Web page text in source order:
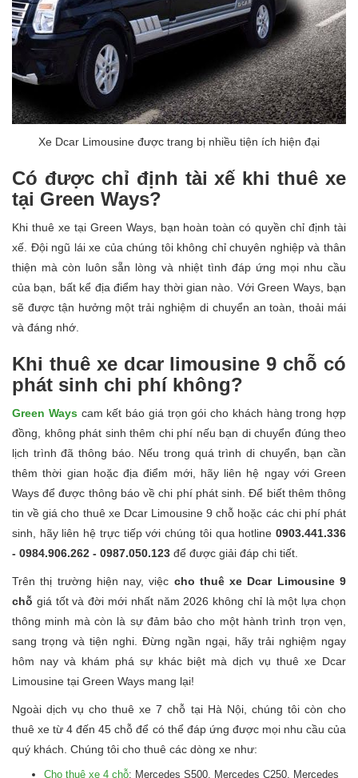
Xe Dcar Limousine được trang bị nhiều tiện ích hiện đại
Có được chỉ định tài xế khi thuê xe
tại Green Ways?
Khi thuê xe tại Green Ways, bạn hoàn toàn có quyền chỉ định tài
xế. Đội ngũ lái xe của chúng tôi không chỉ chuyên nghiệp và thân
thiện mà còn luôn sẵn lòng và nhiệt tình đáp ứng mọi nhu cầu
của bạn, bất kể địa điểm hay thời gian nào. Với Green Ways, bạn
sẽ được tận hưởng một trải nghiệm di chuyển an toàn, thoải mái
và đáng nhớ.
Khi thuê xe dcar limousine 9 chỗ có
phát sinh chi phí không?
Green Ways cam kết báo giá trọn gói cho khách hàng trong hợp
đồng, không phát sinh thêm chi phí nếu bạn di chuyển đúng theo
lịch trình đã thông báo. Nếu trong quá trình di chuyển, bạn cần
thêm thời gian hoặc địa điểm mới, hãy liên hệ ngay với Green
Ways để được thông báo về chi phí phát sinh. Để biết thêm thông
tin về giá cho thuê xe Dcar Limousine 9 chỗ hoặc các chi phí phát
sinh, hãy liên hệ trực tiếp với chúng tôi qua hotline 0903.441.336
- 0984.906.262 - 0987.050.123 để được giải đáp chi tiết.
Trên thị trường hiện nay, việc cho thuê xe Dcar Limousine 9
chỗ giá tốt và đời mới nhất năm 2026 không chỉ là một lựa chọn
thông minh mà còn là sự đảm bảo cho một hành trình trọn vẹn,
sang trọng và tiện nghi. Đừng ngần ngại, hãy trải nghiệm ngay
hôm nay và khám phá sự khác biệt mà dịch vụ thuê xe Dcar
Limousine tại Green Ways mang lại!
Ngoài dịch vụ cho thuê xe 7 chỗ tại Hà Nội, chúng tôi còn cho
thuê xe từ 4 đến 45 chỗ để có thể đáp ứng được mọi nhu cầu của
quý khách. Chúng tôi cho thuê các dòng xe như:
Cho thuê xe 4 chỗ: Mercedes S500, Mercedes C250, Mercedes